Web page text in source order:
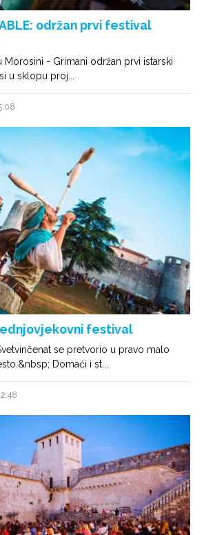
održan prvi festival
Morosini - Grimani održan prvi istarski
u sklopu proj...
festival
se pretvorio u pravo malo
Domaći i st...